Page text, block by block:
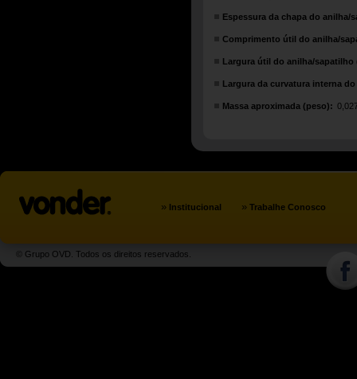
Espessura da chapa do anilha/
Comprimento útil do anilha/
Largura útil do anilha/sapatilho
Largura da curvatura interna
Massa aproximada (peso):
» Institucional » Trabalhe Conosco
© Grupo OVD. Todos os direitos reservados.